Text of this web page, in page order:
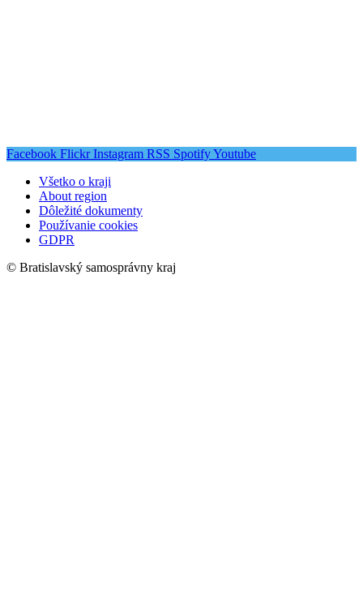
Facebook Flickr Instagram RSS SpotifyYoutube
Všetko o kraji
About region
Dôležité dokumenty
Používanie cookies
GDPR
© Bratislavský samosprávny kraj